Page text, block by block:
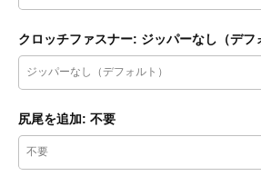
クロッチファスナー: ジッパーなし（デフ
尻尾を追加: 不要